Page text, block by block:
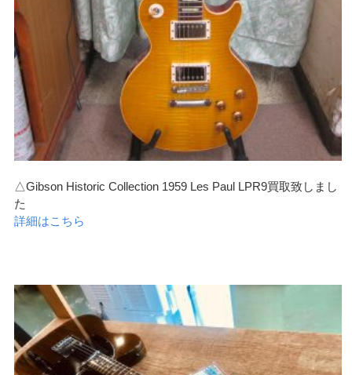
△Gibson Historic Collection 1959 Les Paul LPR9買取致しまし
た
詳細はこちら